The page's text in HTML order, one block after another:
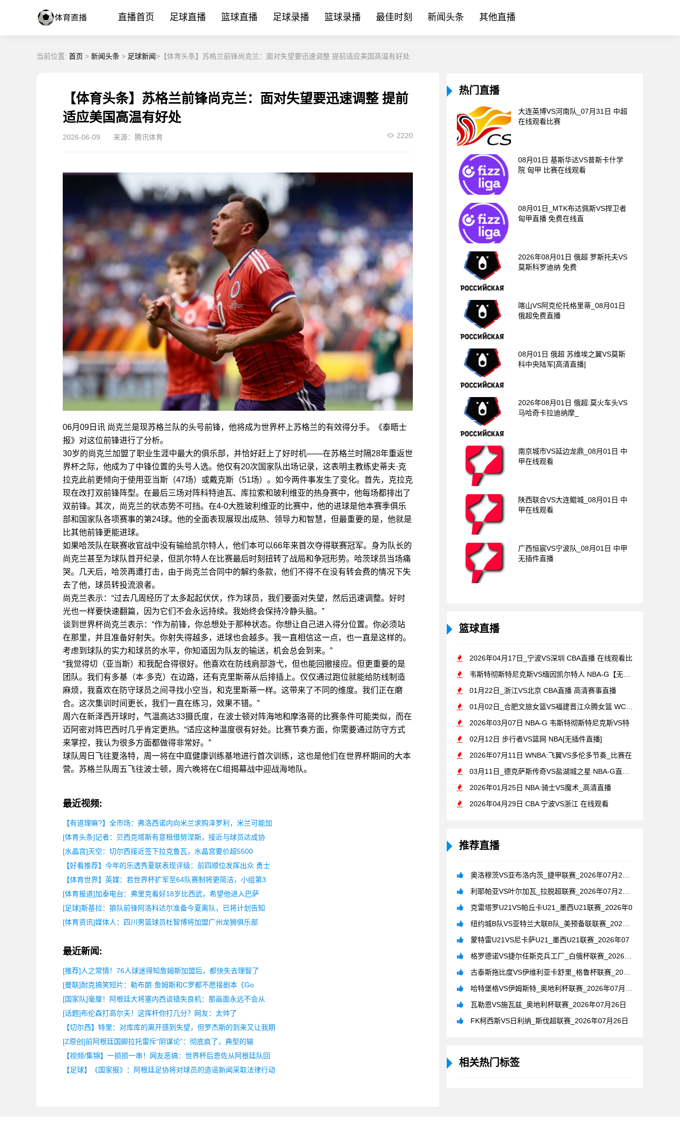
直播首页 足球直播 篮球直播 足球录播 篮球录播 最佳时刻 新闻头条 其他直播
当前位置: 首页 > 新闻头条 > 足球新闻>【体育头条】苏格兰前锋尚克兰：面对失望要迅速调整 提前适应美国高温有好处
【体育头条】苏格兰前锋尚克兰：面对失望要迅速调整 提前
适应美国高温有好处
2026-06-09 来源：腾讯体育 2220
06月09日讯 尚克兰是现苏格兰队的头号前锋，他将成为世界杯上苏格兰的有效得分手。《泰晤士
报》对这位前锋进行了分析。
30岁的尚克兰加盟了职业生涯中最大的俱乐部，并恰好赶上了好时机——在苏格兰时隔28年重返世
界杯之际，他成为了中锋位置的头号人选。他仅有20次国家队出场记录，这表明主教练史蒂夫·克
拉克此前更倾向于使用亚当斯（47场）或戴克斯（51场）。如今两件事发生了变化。首先，克拉克
现在改打双前锋阵型。在最后三场对阵科特迪瓦、库拉索和玻利维亚的热身赛中，他每场都排出了
双前锋。其次，尚克兰的状态势不可挡。在4-0大胜玻利维亚的比赛中，他的进球是他本赛季俱乐
部和国家队各项赛事的第24球。他的全面表现展现出成熟、领导力和智慧，但最重要的是，他就是
比其他前锋更能进球。
如果哈茨队在联赛收官战中没有输给凯尔特人，他们本可以66年来首次夺得联赛冠军。身为队长的
尚克兰甚至为球队首开纪录，但凯尔特人在比赛最后时刻扭转了战局和争冠形势。哈茨球员当场痛
哭。几天后，哈茨再遭打击，由于尚克兰合同中的解约条款，他们不得不在没有转会费的情况下失
去了他，球员转投流浪者。
尚克兰表示：“过去几周经历了太多起起伏伏，作为球员，我们要面对失望，然后迅速调整。好时
光也一样要快速翻篇，因为它们不会永远持续。我始终会保持冷静头脑。”
谈到世界杯尚克兰表示：“作为前锋，你总想处于那种状态。你想让自己进入得分位置。你必须站
在那里，并且准备好射失。你射失得越多，进球也会越多。我一直相信这一点，也一直是这样的。
考虑到球队的实力和球员的水平，你知道因为队友的输送，机会总会到来。”
“我觉得切（亚当斯）和我配合得很好。他喜欢在防线肩部游弋，但也能回撤接应。但更重要的是
团队。我们有多基（本·多克）在边路，还有克里斯蒂从后排插上。仅仅通过跑位就能给防线制造
麻烦，我喜欢在防守球员之间寻找小空当，和克里斯蒂一样。这带来了不同的维度。我们正在磨
合。这次集训时间更长，我们一直在练习，效果不错。”
周六在新泽西开球时，气温高达33摄氏度，在波士顿对阵海地和摩洛哥的比赛条件可能类似，而在
迈阿密对阵巴西时几乎肯定更热。“适应这种温度很有好处。比赛节奏方面，你需要通过防守方式
来掌控，我认为很多方面都做得非常好。”
球队周日飞往夏洛特，周一将在中庭健康训练基地进行首次训练，这也是他们在世界杯期间的大本
营。苏格兰队周五飞往波士顿，周六晚将在C组揭幕战中迎战海地队。
最近视频:
【有道理嘛?】全市场：弗洛西诺内向米兰求购泽罗利，米兰可能加
[体育头条]记者：贝西克塔斯有意租借努涅斯，接近与球员达成协
[水晶宫]天空：切尔西接近签下拉克鲁瓦，水晶宫要价超5500
【好看推荐】今年的乐透秀夏联表现评级：前四顺位发挥出众 勇士
【体育世界】英媒：若世界杯扩军至64队赛制将更简洁，小组第3
[体育报道]加泰电台：弗里克看好18岁比西武，希望他进入巴萨
[足球]斯基拉：狼队前锋阿洛科达尔准备今夏离队，已将计划告知
[体育资讯]媒体人：四川男篮球员杜智博将加盟广州龙狮俱乐部
最近新闻:
[推荐]人之常情！76人球迷得知詹姆斯加盟后，都快失去理智了
[曼联]耐克搞笑短片：勒布朗·詹姆斯和C罗都不愿接剧本《Go
[国家队]毫厘！阿根廷大将塞内西谈错失良机：那画面永远不会从
[话题]布伦森打高尔夫！这挥杆你打几分？网友：太帅了
【切尔西】特里：对库库的离开感到失望，但罗杰斯的到来又让我期
[Z原创]前阿根廷国脚拉托雷斥“阴谋论”：彻底疯了，典型的输
【视频/集锦】一损损一串！网友恶搞：世界杯后恩佐从阿根廷队回
【足球】《国家报》：阿根廷足协将对球员的造谣新闻采取法律行动
热门直播
大连英博VS河南队_07月31日 中超
在线观看比赛
08月01日 基斯华达VS普斯卡什学
院 匈甲 比赛在线观看
08月01日_MTK布达佩斯VS捍卫者
匈甲直播 免费在线直
2026年08月01日 俄超 罗斯托夫VS
莫斯科罗迪纳 免费
喀山VS阿克伦托格里蒂_08月01日
俄超免费直播
08月01日 俄超 苏维埃之翼VS莫斯
科中央陆军[高清直播]
2026年08月01日 俄超:莫火车头VS
马哈奇卡拉迪纳摩_
南京城市VS延边龙鼎_08月01日 中
甲在线观看
陕西联合VS大连鲲城_08月01日 中
甲在线观看
广西恒宸VS宁波队_08月01日 中甲
无插件直播
篮球直播
2026年04月17日_宁波VS深圳 CBA直播 在线观看比
韦斯特彻斯特尼克斯VS缅因凯尔特人 NBA-G【无插件直播】
01月22日_浙江VS北京 CBA直播 高清赛事直播
01月02日_合肥文旅女篮VS福建晋江众腾女篮 WCBA直播
2026年03月07日 NBA-G 韦斯特彻斯特尼克斯VS特
02月12日 步行者VS篮网 NBA[无插件直播]
2026年07月11日 WNBA:飞翼VS多伦多节奏_比赛在
03月11日_德克萨斯传奇VS盐湖城之星 NBA-G直播 比
2026年01月25日 NBA:骑士VS魔术_高清直播
2026年04月29日 CBA 宁波VS浙江 在线观看
推荐直播
奥洛穆茨VS亚布洛内茨_捷甲联赛_2026年07月26日
利耶帕亚VS叶尔加瓦_拉脱超联赛_2026年07月26日
克雷塔罗U21VS帕丘卡U21_墨西U21联赛_2026年0
纽约城B队VS亚特兰大联B队_美预备联联赛_2026年07月
蒙特雷U21VS尼卡萨U21_墨西U21联赛_2026年07
格罗德诺VS捷尔任斯克兵工厂_白俄杯联赛_2026年07月2
古泰斯拖比度VS伊维利亚卡舒里_格鲁杯联赛_2026年07月
哈特堡格VS伊姆斯特_奥地利杯联赛_2026年07月26日
瓦勒恩VS施瓦兹_奥地利杯联赛_2026年07月26日
FK柯西斯VS日利纳_斯伐超联赛_2026年07月26日
相关热门标签